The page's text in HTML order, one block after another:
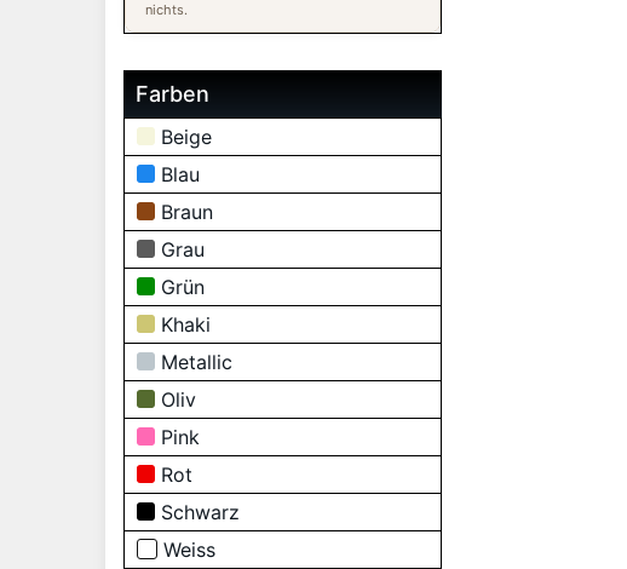
nichts.
Farben
Beige
Blau
Braun
Grau
Grün
Khaki
Metallic
Oliv
Pink
Rot
Schwarz
Weiss